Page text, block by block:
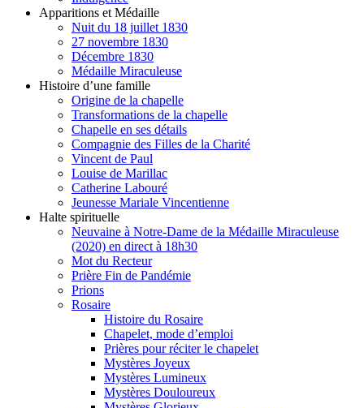
Apparitions et Médaille
Nuit du 18 juillet 1830
27 novembre 1830
Décembre 1830
Médaille Miraculeuse
Histoire d’une famille
Origine de la chapelle
Transformations de la chapelle
Chapelle en ses détails
Compagnie des Filles de la Charité
Vincent de Paul
Louise de Marillac
Catherine Labouré
Jeunesse Mariale Vincentienne
Halte spirituelle
Neuvaine à Notre-Dame de la Médaille Miraculeuse
(2020) en direct à 18h30
Mot du Recteur
Prière Fin de Pandémie
Prions
Rosaire
Histoire du Rosaire
Chapelet, mode d’emploi
Prières pour réciter le chapelet
Mystères Joyeux
Mystères Lumineux
Mystères Douloureux